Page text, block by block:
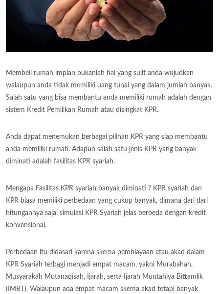
Membeli rumah impian bukanlah hal yang sulit anda wujudkan
walaupun anda tidak memiliki uang tunai yang dalam jumlah banyak.
Salah satu yang bisa membantu anda memiliki rumah adalah dengan
sistem Kredit Pemilikan Rumah atau disingkat KPR.
Anda dapat menemukan berbagai pilihan KPR yang siap membantu
anda memiliki rumah. Adapun salah satu jenis KPR yang banyak
diminati adalah fasilitas KPR syariah.
Mengapa Fasilitas KPR syariah banyak diminati ? KPR syariah dan
KPR biasa memiliki perbedaan yang cukup banyak, dimana dari dari
hitungannya saja, simulasi KPR Syariah jelas berbeda dengan kredit
konvensional.
Perbedaan itu didasari karena skema pembiayaan atau akad dalam
KPR Syariah terbagi menjadi empat macam, yakni Murabahah,
Musyarakah Mutanaqisah, Ijarah, serta Ijarah Muntahiya Bittamlik
(IMBT). Walaupun ada empat macam skema akad tetapi banyak